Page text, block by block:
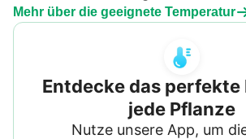
Mehr über die geeignete Temperatur
Entdecke das perfekte
jede Pflanze
Nutze unsere App, um